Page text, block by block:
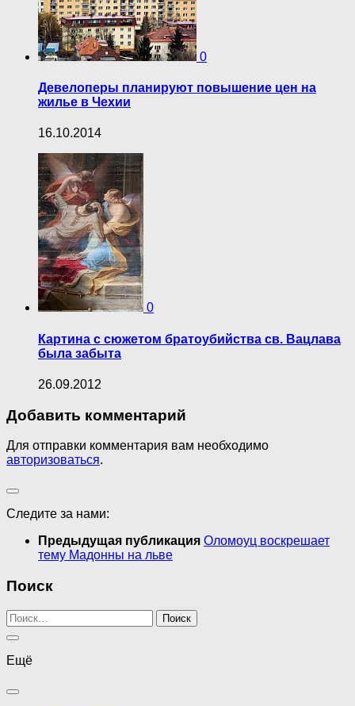
0
Девелоперы планируют повышение цен на
жилье в Чехии
16.10.2014
0
Картина с сюжетом братоубийства св. Вацлава
была забыта
26.09.2012
Добавить комментарий
Для отправки комментария вам необходимо
авторизоваться.
Следите за нами:
Предыдущая публикация Оломоуц воскрешает
тему Мадонны на льве
Поиск
Найти:
Ещё